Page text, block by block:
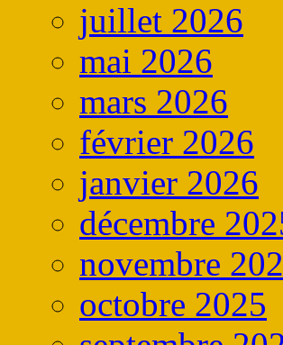
juillet 2026
mai 2026
mars 2026
février 2026
janvier 2026
décembre
novembre
octobre 2025